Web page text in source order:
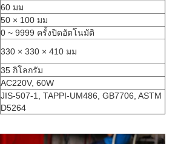
60 มม
50 × 100 มม
0 ~ 9999 ครั้งปิดอัตโนมัติ
330 × 330 × 410 มม
35 กิโลกรัม
AC220V, 60W
JIS-507-1, TAPPI-UM486, GB7706, ASTM
D5264